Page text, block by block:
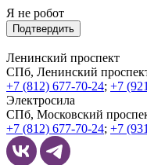
Я не робот
Подтвердить
Ленинский проспект
СПб, Ленинский
+7 (812) 677-70-24; +7
Электросила
СПб, Московский
+7 (812) 677-70-24; +7